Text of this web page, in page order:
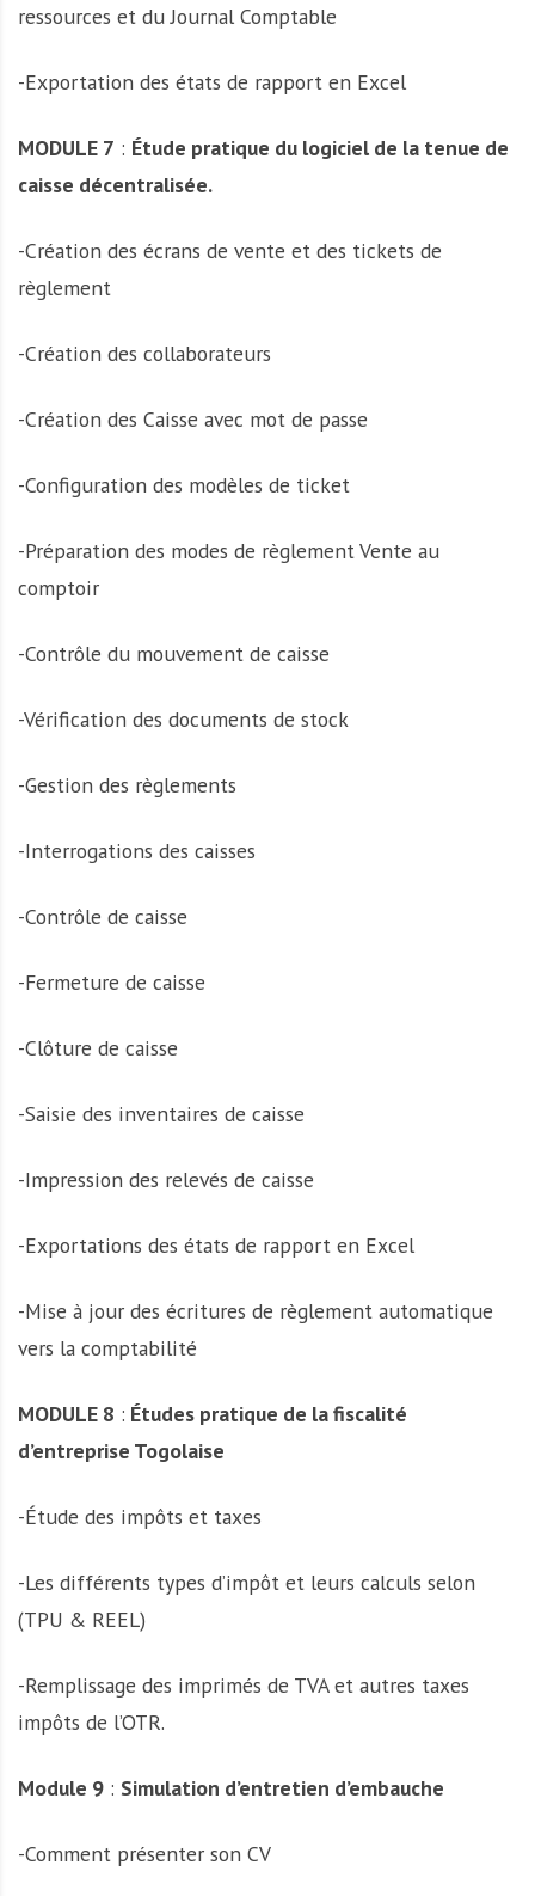
ressources et du Journal Comptable
-Exportation des états de rapport en Excel
MODULE 7 : Étude pratique du logiciel de la tenue de
caisse décentralisée.
-Création des écrans de vente et des tickets de
règlement
-Création des collaborateurs
-Création des Caisse avec mot de passe
-Configuration des modèles de ticket
-Préparation des modes de règlement Vente au
comptoir
-Contrôle du mouvement de caisse
-Vérification des documents de stock
-Gestion des règlements
-Interrogations des caisses
-Contrôle de caisse
-Fermeture de caisse
-Clôture de caisse
-Saisie des inventaires de caisse
-Impression des relevés de caisse
-Exportations des états de rapport en Excel
-Mise à jour des écritures de règlement automatique
vers la comptabilité
MODULE 8 : Études pratique de la fiscalité
d’entreprise Togolaise
-Étude des impôts et taxes
-Les différents types d’impôt et leurs calculs selon
(TPU & REEL)
-Remplissage des imprimés de TVA et autres taxes
impôts de l’OTR.
Module 9 : Simulation d’entretien d’embauche
-Comment présenter son CV